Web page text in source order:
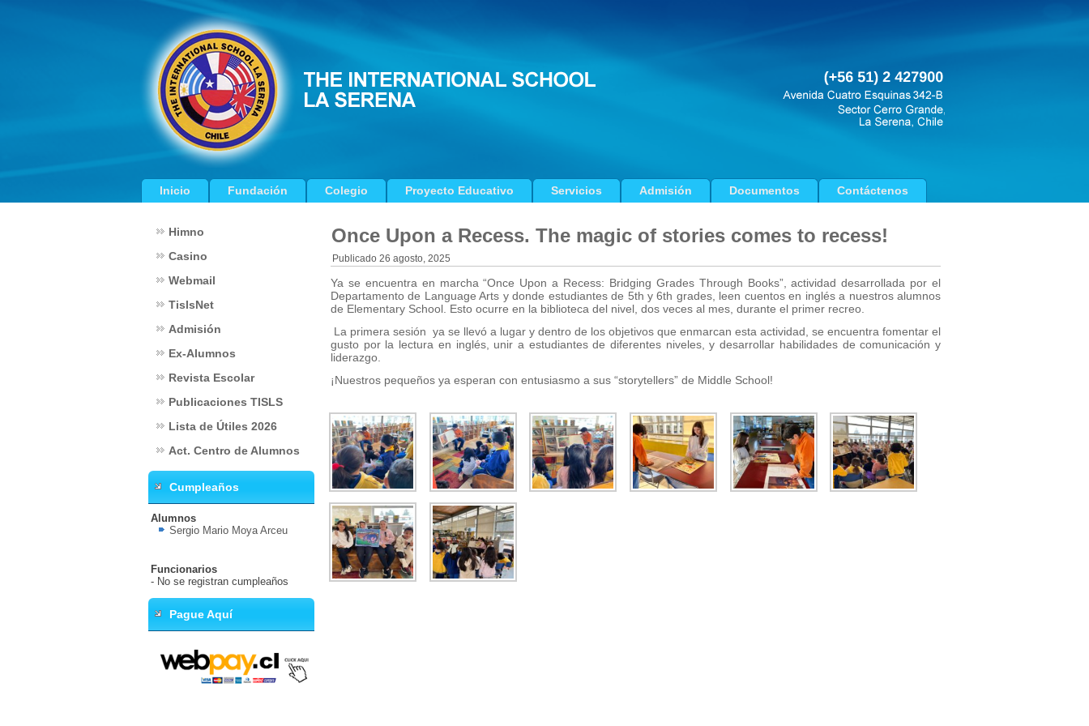
Inicio Fundación Colegio Proyecto Educativo Servicios Admisión Documentos Contáctenos
Himno
Casino
Webmail
TislsNet
Admisión
Ex-Alumnos
Revista Escolar
Publicaciones TISLS
Lista de Útiles 2026
Act. Centro de Alumnos
Cumpleaños
Alumnos
Sergio Mario Moya Arceu
Funcionarios
- No se registran cumpleaños
Pague Aquí
Once Upon a Recess. The magic of stories comes to recess!
Publicado 26 agosto, 2025
Ya se encuentra en marcha “Once Upon a Recess: Bridging Grades Through Books”, actividad desarrollada por el
Departamento de Language Arts y donde estudiantes de 5th y 6th grades, leen cuentos en inglés a nuestros alumnos
de Elementary School. Esto ocurre en la biblioteca del nivel, dos veces al mes, durante el primer recreo.
La primera sesión ya se llevó a lugar y dentro de los objetivos que enmarcan esta actividad, se encuentra fomentar el
gusto por la lectura en inglés, unir a estudiantes de diferentes niveles, y desarrollar habilidades de comunicación y
liderazgo.
¡Nuestros pequeños ya esperan con entusiasmo a sus “storytellers” de Middle School!